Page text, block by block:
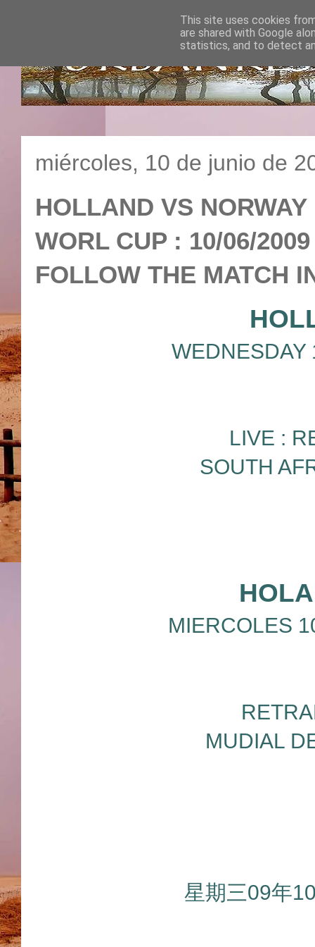
miércoles, 10 de junio de
HOLLAND VS
WORL CUP : 10/06/
FOLLOW THE MATCH
WEDNESDAY
LIVE :
SOUTH
MIERCOLES
MUDIAL
星期三09年
This site uses cookies
are shared with Google
statistics, and to detect